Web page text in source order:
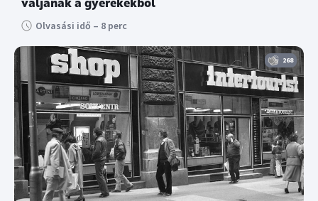
váljanak a gyerekekből
Olvasási idő – 8 perc
268